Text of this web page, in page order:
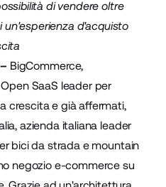
di vendere oltre
un'esperienza d'acquisto
BigCommerce,
SaaS leader per
crescita e già affermati,
, azienda italiana leader
bici da strada e mountain
negozio e-commerce su